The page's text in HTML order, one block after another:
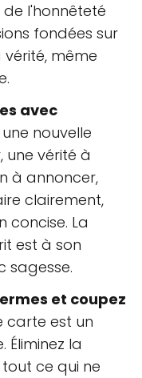
l'honnêteté
fondées sur
même
avec
nouvelle
vérité à
à annoncer,
clairement,
La
est à son
sagesse.
et coupez
carte est un
la
ce qui ne